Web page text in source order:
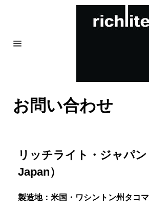
お問い合わせ
リッチライト・ジャパン
Japan）
製造地：米国・ワシントン州タコマ